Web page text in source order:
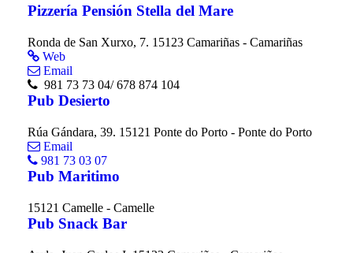
Pizzería Pensión Stella del Mare
Ronda de San Xurxo, 7. 15123 Camariñas - Camariñas
Web
Email
981 73 73 04/ 678 874 104
Pub Desierto
Rúa Gándara, 39. 15121 Ponte do Porto - Ponte do Porto
Email
981 73 03 07
Pub Maritimo
15121 Camelle - Camelle
Pub Snack Bar